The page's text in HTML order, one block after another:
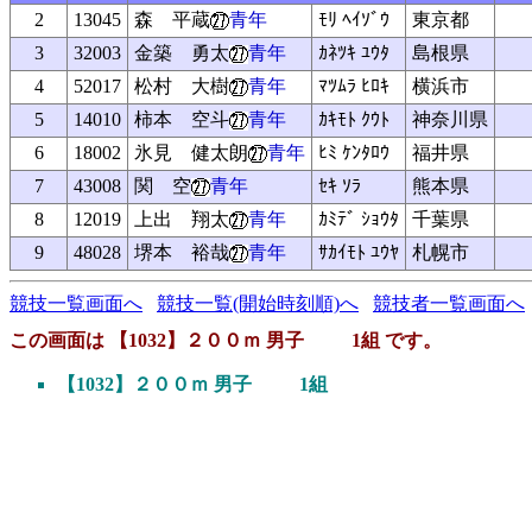
2
13045 森 平蔵 青年 ﾓﾘ ﾍｲｿﾞｳ
東京都
3
32003 金築 勇太 青年 ｶﾈﾂｷ ﾕｳﾀ
島根県
4
52017 松村 大樹 青年 ﾏﾂﾑﾗ ﾋﾛｷ
横浜市
5
14010 柿本 空斗 青年 ｶｷﾓﾄ ｸｳﾄ
神奈川県
6
18002 氷見 健太朗 青年 ﾋﾐ ｹﾝﾀﾛｳ
福井県
7
43008 関 空 青年 ｾｷ ｿﾗ
熊本県
8
12019 上出 翔太 青年 ｶﾐﾃﾞ ｼｮｳﾀ
千葉県
9
48028 堺本 裕哉 青年 ｻｶｲﾓﾄ ﾕｳﾔ 札幌市
競技一覧画面へ 競技一覧(開始時刻順)へ 競技者一覧画面へ
この画面は 【1032】２００ｍ 男子 1組 です。
【1032】２００ｍ 男子 1組